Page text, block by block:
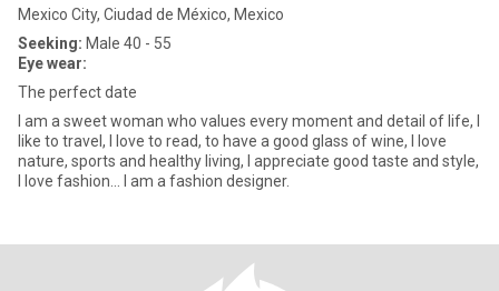
Mexico City, Ciudad de México, Mexico
Seeking: Male 40 - 55
Eye wear:
The perfect date
I am a sweet woman who values ​​every moment and detail of life, I
like to travel, I love to read, to have a good glass of wine, I love
nature, sports and healthy living, I appreciate good taste and style,
I love fashion... I am a fashion designer.